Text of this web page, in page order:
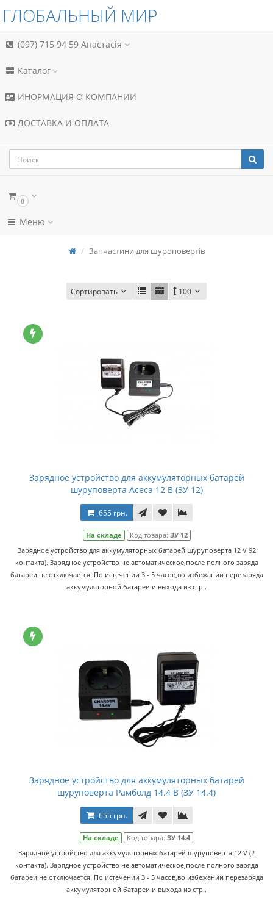
ГЛОБАЛЬНЫЙ МИР
(097) 715 94 59 Анастасія
Каталог
ИНОРМАЦИЯ О КОМПАНИИ
ДОСТАВКА И ОПЛАТА
0
Меню
Запчастини для шуроповертів
Сортировать 100
Зарядное устройство для аккумуляторных батарей
шуруповерта Асеса 12 В (ЗУ 12)
655 грн.
На складе Код товара: ЗУ 12
Зарядное устройство для аккумуляторных батарей шуруповерта 12 V 92
контакта). Зарядное устройство не автоматическое,после полного заряда
батареи не отключается. По истечении 3 - 5 часов,во избежании перезаряда
аккумуляторной батареи и выхода из стр..
Зарядное устройство для аккумуляторных батарей
шуруповерта Рамболд 14.4 В (ЗУ 14.4)
655 грн.
На складе Код товара: ЗУ 14.4
Зарядное устройство для аккумуляторных батарей шуруповерта 12 V (2
контакта). Зарядное устройство не автоматическое,после полного заряда
батареи не отключается. По истечении 3 - 5 часов,во избежании перезаряда
аккумуляторной батареи и выхода из стр..